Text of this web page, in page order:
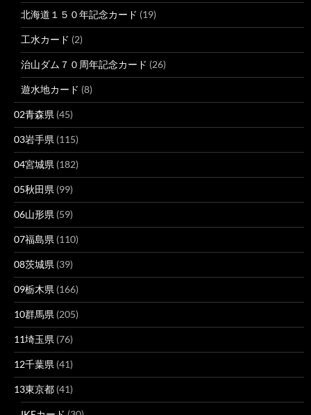
北海道１５０年記念カード (19)
工水カード (2)
治山ダム７０周年記念カード (26)
遊水地カード (8)
02青森県 (45)
03岩手県 (115)
04宮城県 (182)
05秋田県 (99)
06山形県 (59)
07福島県 (110)
08茨城県 (39)
09栃木県 (166)
10群馬県 (205)
11埼玉県 (76)
12千葉県 (41)
13東京都 (41)